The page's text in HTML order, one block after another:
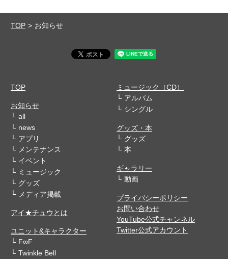
グッズ・本
ミュージック
TOP お知らせ
TOP
お知らせ
all
news
アプリ
メンテナンス
イベント
ミュージック
グッズ
メディア掲載
アイ★チュウとは
ユニット&キャラクター
F∞F
Twinkle Bell
ミュージック（CD）
アルバム
シングル
グッズ・本
グッズ
本
ギャラリー
動画
プライバシーポリシー
お問い合わせ
YouTube公式チャンネル
Twitter公式アカウント